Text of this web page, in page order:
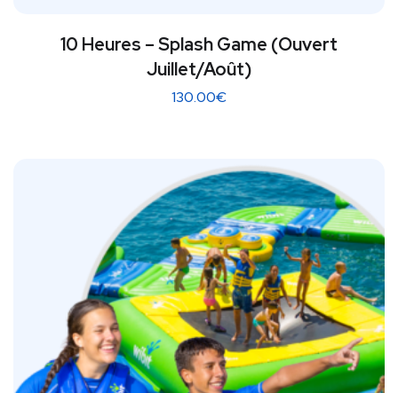
10 Heures – Splash Game (Ouvert
Juillet/Août)
130.00€